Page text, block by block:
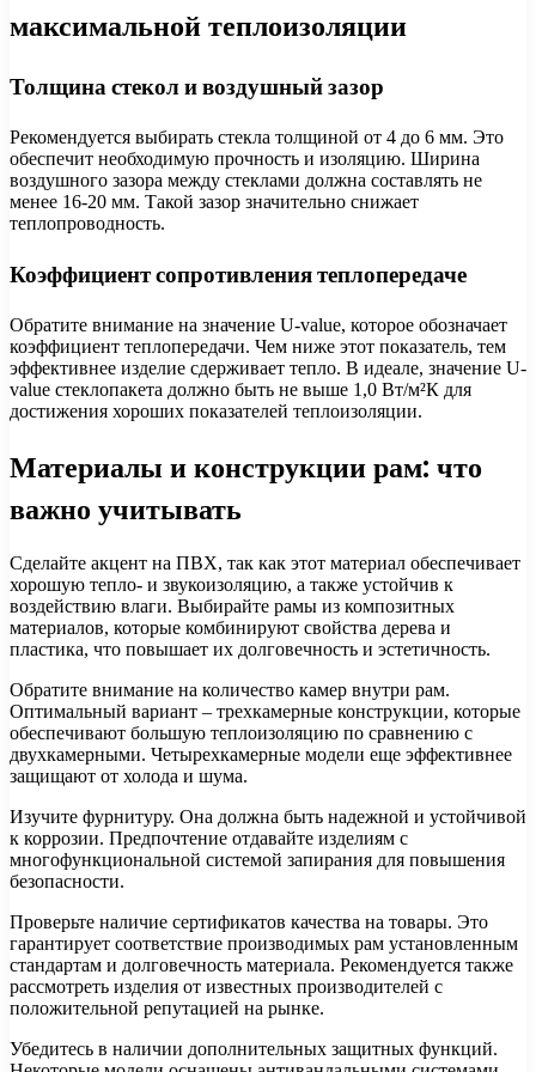
максимальной теплоизоляции
Толщина стекол и воздушный зазор
Рекомендуется выбирать стекла толщиной от 4 до 6 мм. Это
обеспечит необходимую прочность и изоляцию. Ширина
воздушного зазора между стеклами должна составлять не
менее 16-20 мм. Такой зазор значительно снижает
теплопроводность.
Коэффициент сопротивления теплопередаче
Обратите внимание на значение U-value, которое обозначает
коэффициент теплопередачи. Чем ниже этот показатель, тем
эффективнее изделие сдерживает тепло. В идеале, значение U-
value стеклопакета должно быть не выше 1,0 Вт/м²К для
достижения хороших показателей теплоизоляции.
Материалы и конструкции рам: что
важно учитывать
Сделайте акцент на ПВХ, так как этот материал обеспечивает
хорошую тепло- и звукоизоляцию, а также устойчив к
воздействию влаги. Выбирайте рамы из композитных
материалов, которые комбинируют свойства дерева и
пластика, что повышает их долговечность и эстетичность.
Обратите внимание на количество камер внутри рам.
Оптимальный вариант – трехкамерные конструкции, которые
обеспечивают большую теплоизоляцию по сравнению с
двухкамерными. Четырехкамерные модели еще эффективнее
защищают от холода и шума.
Изучите фурнитуру. Она должна быть надежной и устойчивой
к коррозии. Предпочтение отдавайте изделиям с
многофункциональной системой запирания для повышения
безопасности.
Проверьте наличие сертификатов качества на товары. Это
гарантирует соответствие производимых рам установленным
стандартам и долговечность материала. Рекомендуется также
рассмотреть изделия от известных производителей с
положительной репутацией на рынке.
Убедитесь в наличии дополнительных защитных функций.